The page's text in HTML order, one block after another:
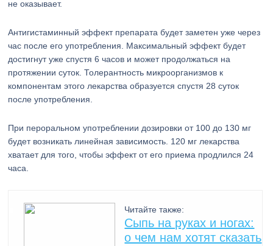
не оказывает.
Антигистаминный эффект препарата будет заметен уже через
час после его употребления. Максимальный эффект будет
достигнут уже спустя 6 часов и может продолжаться на
протяжении суток. Толерантность микроорганизмов к
компонентам этого лекарства образуется спустя 28 суток
после употребления.
При пероральном употреблении дозировки от 100 до 130 мг
будет возникать линейная зависимость. 120 мг лекарства
хватает для того, чтобы эффект от его приема продлился 24
часа.
Читайте также:
Сыпь на руках и ногах:
о чем нам хотят сказать